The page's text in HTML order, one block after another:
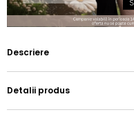
Descriere
Detalii produs